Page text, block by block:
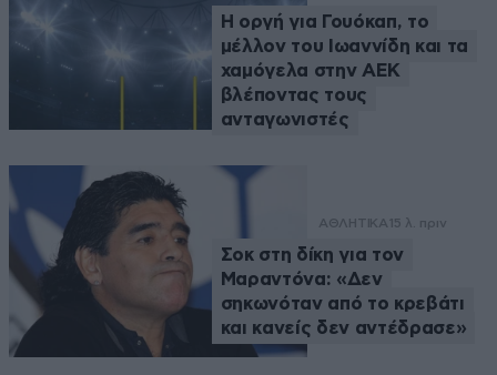
Η οργή για Γουόκαπ, το
μέλλον του Ιωαννίδη και τα
χαμόγελα στην ΑΕΚ
βλέποντας τους
ανταγωνιστές
ΑΘΛΗΤΙΚΑ 15 λ. πριν
Σοκ στη δίκη για τον
Μαραντόνα: «Δεν
σηκωνόταν από το κρεβάτι
και κανείς δεν αντέδρασε»